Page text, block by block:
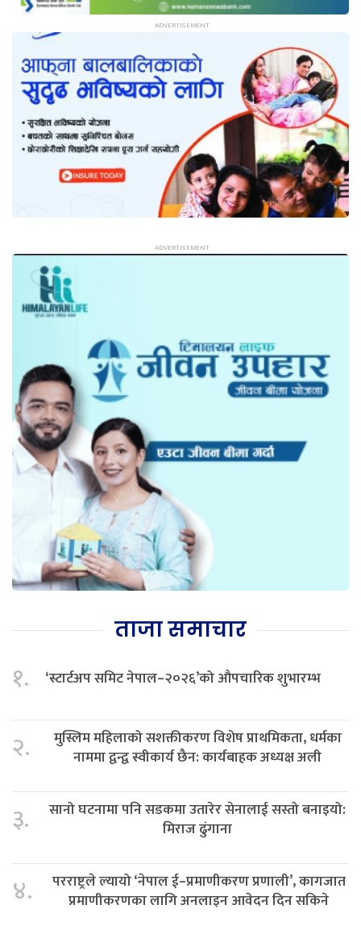
ताजा समाचार
१. ‘स्टार्टअप समिट नेपाल–२०२६’को औपचारिक शुभारम्भ
२.
मुस्लिम महिलाको सशक्तीकरण विशेष प्राथमिकता, धर्मका
नाममा द्वन्द्व स्वीकार्य छैन: कार्यबाहक अध्यक्ष अली
३.
सानो घटनामा पनि सडकमा उतारेर सेनालाई सस्तो बनाइयो:
मिराज ढुंगाना
४.
परराष्ट्रले ल्यायो ‘नेपाल ई–प्रमाणीकरण प्रणाली’, कागजात
प्रमाणीकरणका लागि अनलाइन आवेदन दिन सकिने